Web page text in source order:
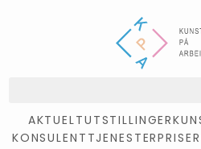
AKTUELTUTSTILLINGER
KONSULENTTJENESTERPRISER